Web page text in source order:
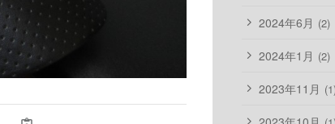
2024年6月 (2)
2024年1月 (2)
2023年11月